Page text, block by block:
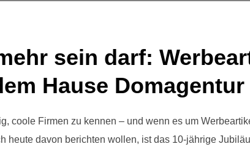
sein darf:
Hause Domagentur
coole Firmen zu kennen – und wenn es um
heute davon berichten wollen, ist das 10-jährige